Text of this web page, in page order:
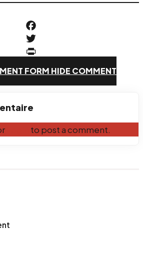
FORM HIDE COMMENT
to post a comment.